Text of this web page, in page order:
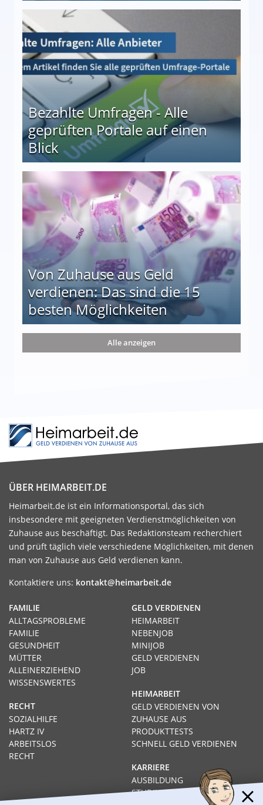
Bezahlte Umfragen - Alle
geprüften Portale auf einen
Blick
auf einen Blick
Von Zuhause aus Geld
verdienen: Das sind die 15
besten Möglichkeiten
die 15 besten Möglichkeiten
Alle anzeigen
ÜBER HEIMARBEIT.DE
Heimarbeit.de ist ein Informationsportal, das sich
insbesondere mit geeigneten Verdienstmöglichkeiten von
Zuhause aus beschäftigt. Das Redaktionsteam recherchiert
und prüft täglich viele verschiedene Möglichkeiten, mit denen
man von Zuhause aus Geld verdienen kann.
Kontaktiere uns: kontakt@heimarbeit.de
GELD VERDIENEN
HEIMARBEIT
NEBENJOB
MINIJOB
GELD VERDIENEN
JOB
HEIMARBEIT
GELD VERDIENEN VON
ZUHAUSE AUS
PRODUKTTESTS
SCHNELL GELD VERDIENEN
KARRIERE
AUSBILDUNG
STUDIUM
FAMILIE
ALLTAGSPROBLEME
FAMILIE
GESUNDHEIT
MÜTTER
ALLEINERZIEHEND
WISSENSWERTES
RECHT
SOZIALHILFE
HARTZ IV
ARBEITSLOS
RECHT